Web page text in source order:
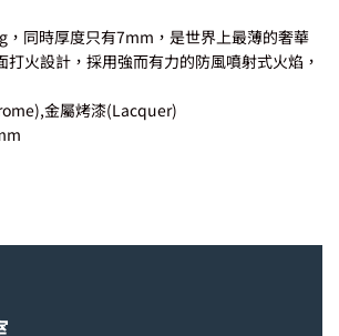
，同時厚度只有7mm，是世界上最薄的奢華
火設計，採用強而有力的防風噴射式火焰，
金屬烤漆(Lacquer)